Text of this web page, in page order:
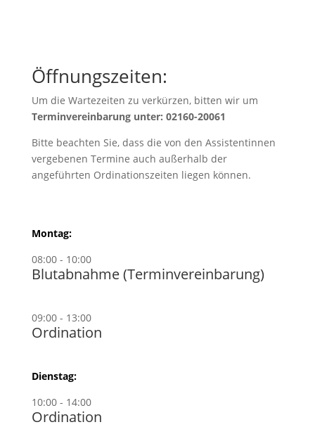
Öffnungszeiten:
Um die Wartezeiten zu verkürzen, bitten wir um
Terminvereinbarung unter: 02160-20061
Bitte beachten Sie, dass die von den Assistentinnen
vergebenen Termine auch außerhalb der
angeführten Ordinationszeiten liegen können.
Montag:
08:00 - 10:00
Blutabnahme (Terminvereinbarung)
09:00 - 13:00
Ordination
Dienstag:
10:00 - 14:00
Ordination